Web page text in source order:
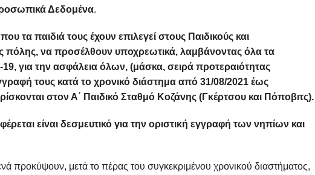
Δεδομένα.
τα παιδιά τους έχουν επιλεγεί στους Παιδικούς και
πόλης, να προσέλθουν υποχρεωτικά,λαμβάνοντας όλα τα
-19, για την ασφάλεια όλων, (μάσκα, σειρά προτεραιότητας
τους κατά το χρονικό διάστημα από 31/08/2021 έως
στον Α΄ Παιδικό Σταθμό Κοζάνης (Γκέρτσου και Πόποβιτς).
είναι δεσμευτικό για την οριστική εγγραφή των νηπίων και
προκύψουν, μετά το πέρας του συγκεκριμένου χρονικού διαστήματος,